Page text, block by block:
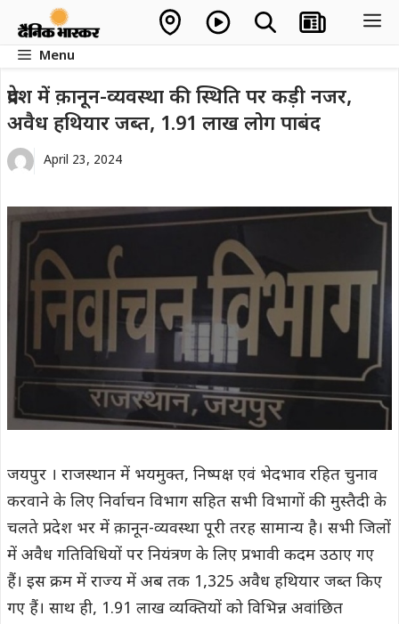
contentMenu
प्रदेश में क़ानून-व्यवस्था की स्थिति पर कड़ी नजर,
अवैध हथियार जब्त, 1.91 लाख लोग पाबंद
April 23, 2024
जयपुर । राजस्थान में भयमुक्त, निष्पक्ष एवं भेदभाव रहित चुनाव
करवाने के लिए निर्वाचन विभाग सहित सभी विभागों की मुस्तैदी के
चलते प्रदेश भर में क़ानून-व्यवस्था पूरी तरह सामान्य है। सभी जिलों
में अवैध गतिविधियों पर नियंत्रण के लिए प्रभावी कदम उठाए गए
हैं। इस क्रम में राज्य में अब तक 1,325 अवैध हथियार जब्त किए
गए हैं। साथ ही, 1.91 लाख व्यक्तियों को विभिन्न अवांछित